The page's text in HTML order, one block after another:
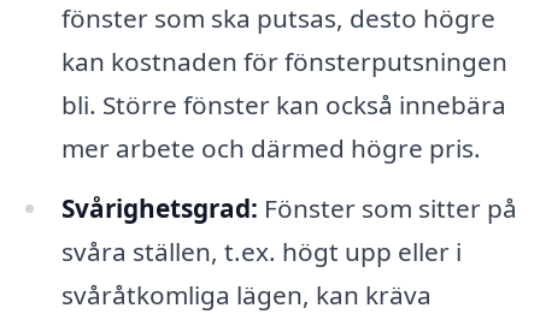
fönster som ska putsas, desto högre
kan kostnaden för fönsterputsningen
bli. Större fönster kan också innebära
mer arbete och därmed högre pris.
Svårighetsgrad: Fönster som sitter på
svåra ställen, t.ex. högt upp eller i
svåråtkomliga lägen, kan kräva